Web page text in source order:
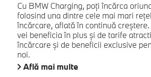
Cu BMW Charging, poţi încărca
folosind una dintre cele mai mari
încărcare, aflată în continuă
vei beneficia în plus şi de tarife
încărcare şi de beneficii exclusive
noi.
Află mai multe